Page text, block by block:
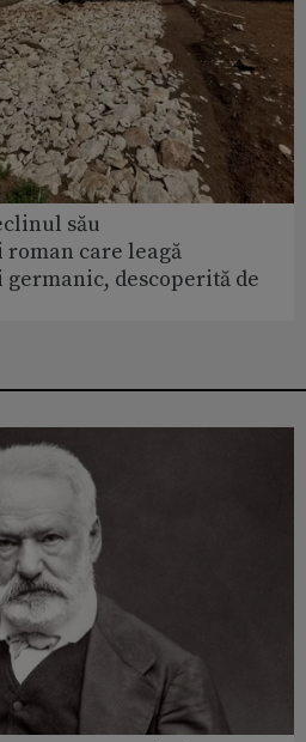
său
care leagă
descoperită de